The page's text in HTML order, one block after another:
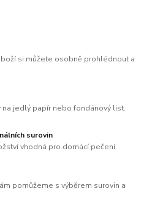
si můžete osobně prohlédnout a
na jedlý papír nebo fondánový list.
surovin
vhodná pro domácí pečení.
pomůžeme s výběrem surovin a